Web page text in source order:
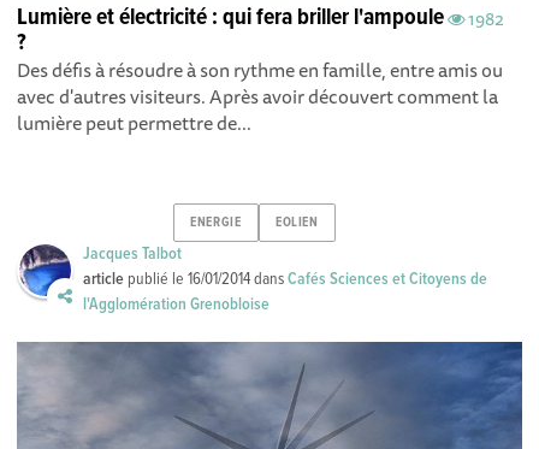
1982
Lumière et électricité : qui fera briller l'ampoule
?
Des défis à résoudre à son rythme en famille, entre amis ou
avec d'autres visiteurs. Après avoir découvert comment la
lumière peut permettre de...
ENERGIE EOLIEN
Jacques Talbot
article publié le16/01/2014dansCafés Sciences et Citoyens de
l'Agglomération Grenobloise